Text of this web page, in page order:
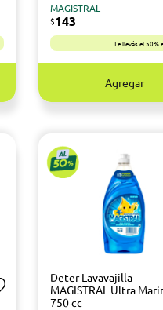
MAGISTRAL
$143
Te llevás el 50%
Agregar
Deter Lavavajilla
MAGISTRAL Ultra
750 cc